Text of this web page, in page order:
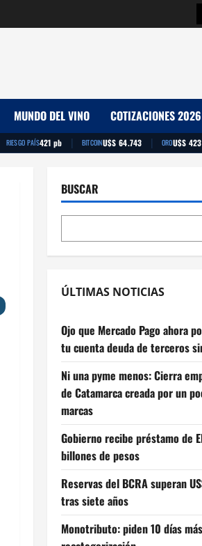
MUNDO DEL VINO COTIZACIONES 2026
RIESGO PAÍS421 pb | BITCOINU$S 64.743 | OROU$S
BUSCAR
ÚLTIMAS NOTICIAS
Ojo que Mercado Pago ahora
tu cuenta deuda de terceros
Ni una pyme menos: Cierra
de Catamarca creada por un
marcas
Gobierno recibe préstamo de
billones de pesos
Reservas del BCRA superan
tras siete años
Monotributo: piden 10 días